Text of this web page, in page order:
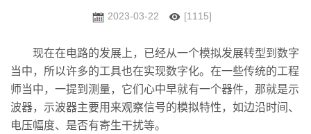
2023-03-22 [1115]
现在在电路的发展上，已经从一个模拟发展转型到数字
当中，所以许多的工具也在实现数字化。在一些传统的工程
师当中，一提到测量，它们心中早就有一个器件，那就是示
波器，示波器主要用来观察信号的模拟特性，如边沿时间、
电压幅度、是否有寄生干扰等。